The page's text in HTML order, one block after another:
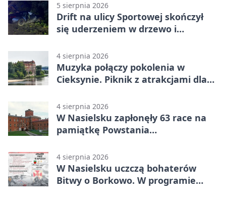
5 sierpnia 2026
Drift na ulicy Sportowej skończył
się uderzeniem w drzewo i
4 sierpnia 2026
Muzyka połączy pokolenia w
Cieksynie. Piknik z atrakcjami dla
4 sierpnia 2026
W Nasielsku zapłonęły 63 race na
pamiątkę Powstania
4 sierpnia 2026
W Nasielsku uczczą bohaterów
Bitwy o Borkowo. W programie